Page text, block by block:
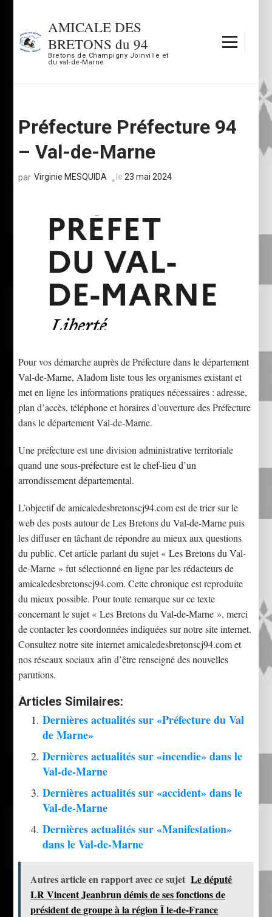
contenu
(Pressez
AMICALE DES
BRETONS du 94
Bretons de Champigny Joinville et
du val-de-Marne
Préfecture Préfecture 94
– Val-de-Marne
par Virginie MESQUIDA le23 mai 2024
Pour vos démarche auprès de Préfecture dans le département
Val-de-Marne, Aladom liste tous les organismes existant et
met en ligne les informations pratiques nécessaires : adresse,
plan d’accès, téléphone et horaires d’ouverture des Préfecture
dans le département Val-de-Marne.
Une préfecture est une division administrative territoriale
quand une sous-préfecture est le chef-lieu d’un
arrondissement départemental.
L’objectif de amicaledesbretonscj94.com est de trier sur le
web des posts autour de Les Bretons du Val-de-Marne puis
les diffuser en tâchant de répondre au mieux aux questions
du public. Cet article parlant du sujet « Les Bretons du Val-
de-Marne » fut sélectionné en ligne par les rédacteurs de
amicaledesbretonscj94.com. Cette chronique est reproduite
du mieux possible. Pour toute remarque sur ce texte
concernant le sujet « Les Bretons du Val-de-Marne », merci
de contacter les coordonnées indiquées sur notre site internet.
Consultez notre site internet amicaledesbretonscj94.com et
nos réseaux sociaux afin d’être renseigné des nouvelles
parutions.
Articles Similaires:
Dernières actualités sur «Préfecture du Val
de Marne»
Dernières actualités sur «incendie» dans le
Val-de-Marne
Dernières actualités sur «accident» dans le
Val-de-Marne
Dernières actualités sur «Manifestation»
dans le Val-de-Marne
Autres article en rapport avec ce sujet Le député
LR Vincent Jeanbrun démis de ses fonctions de
président de groupe à la région Î le-de-France